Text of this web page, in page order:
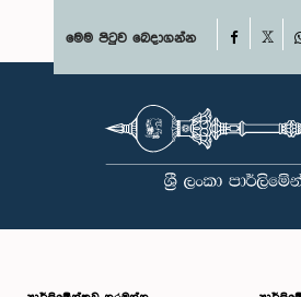
මෙම පිටුව බෙදාගන්න Facebook